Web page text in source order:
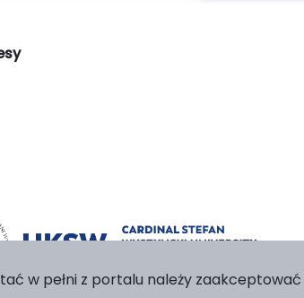
w pełni z portalu należy